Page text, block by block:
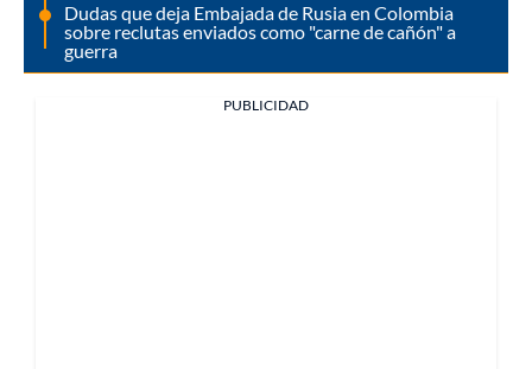
Dudas que deja Embajada de Rusia en Colombia
sobre reclutas enviados como "carne de cañón" a
guerra
PUBLICIDAD